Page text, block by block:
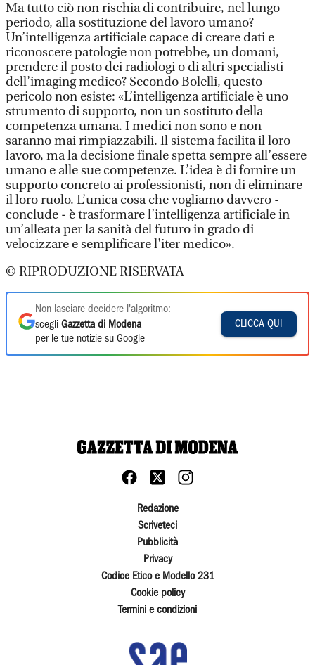
Ma tutto ciò non rischia di contribuire, nel lungo
periodo, alla sostituzione del lavoro umano?
Un’intelligenza artificiale capace di creare dati e
riconoscere patologie non potrebbe, un domani,
prendere il posto dei radiologi o di altri specialisti
dell’imaging medico? Secondo Bolelli, questo
pericolo non esiste: «L’intelligenza artificiale è uno
strumento di supporto, non un sostituto della
competenza umana. I medici non sono e non
saranno mai rimpiazzabili. Il sistema facilita il loro
lavoro, ma la decisione finale spetta sempre all’essere
umano e alle sue competenze. L’idea è di fornire un
supporto concreto ai professionisti, non di eliminare
il loro ruolo. L’unica cosa che vogliamo davvero -
conclude - è trasformare l’intelligenza artificiale in
un’alleata per la sanità del futuro in grado di
velocizzare e semplificare l'iter medico».
© RIPRODUZIONE RISERVATA
Non lasciare decidere l'algoritmo:
scegli Gazzetta di Modena
per le tue notizie su Google
CLICCA QUI
Redazione
Scriveteci
Pubblicità
Privacy
Codice Etico e Modello 231
Cookie policy
Termini e condizioni